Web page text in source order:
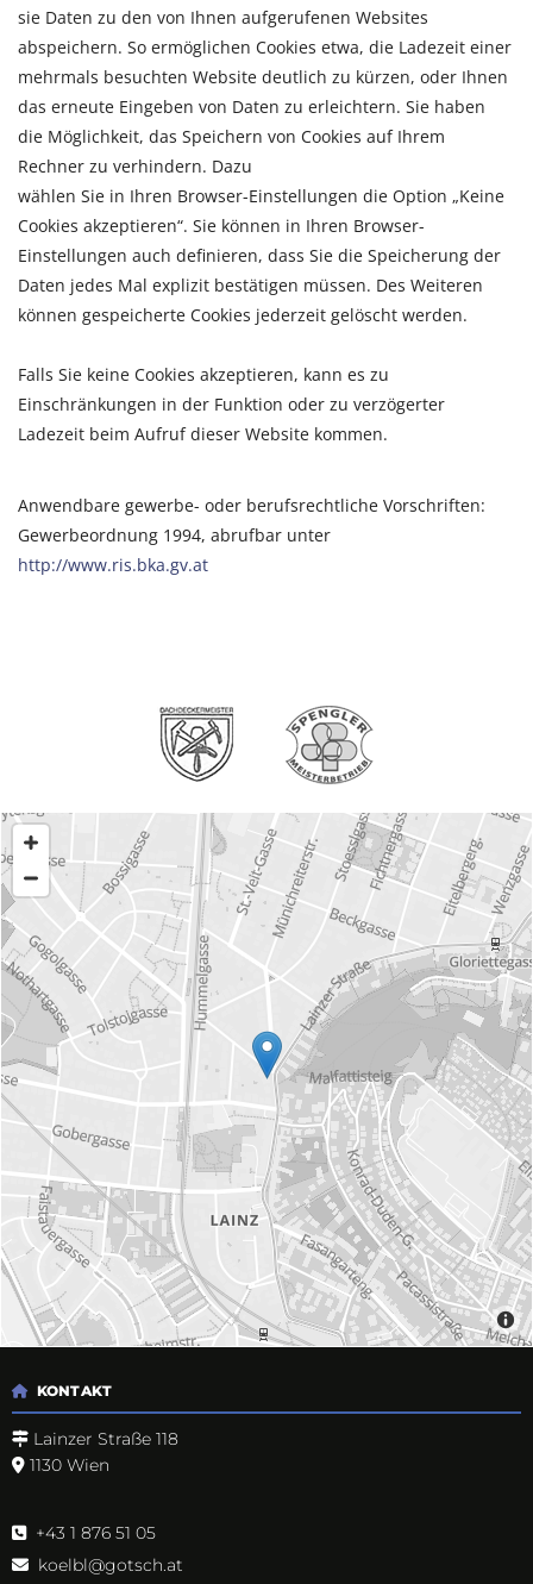
sie Daten zu den von Ihnen aufgerufenen Websites
abspeichern. So ermöglichen Cookies etwa, die Ladezeit einer
mehrmals besuchten Website deutlich zu kürzen, oder Ihnen
das erneute Eingeben von Daten zu erleichtern. Sie haben
die Möglichkeit, das Speichern von Cookies auf Ihrem
Rechner zu verhindern. Dazu
wählen Sie in Ihren Browser-Einstellungen die Option „Keine
Cookies akzeptieren“. Sie können in Ihren Browser-
Einstellungen auch definieren, dass Sie die Speicherung der
Daten jedes Mal explizit bestätigen müssen. Des Weiteren
können gespeicherte Cookies jederzeit gelöscht werden.
Falls Sie keine Cookies akzeptieren, kann es zu
Einschränkungen in der Funktion oder zu verzögerter
Ladezeit beim Aufruf dieser Website kommen.
Anwendbare gewerbe- oder berufsrechtliche Vorschriften:
Gewerbeordnung 1994, abrufbar unter
http://www.ris.bka.gv.at
 KONTAKT
 Lainzer Straße 118
 1130 Wien
 +43 1 876 51 05
 koelbl@gotsch.at